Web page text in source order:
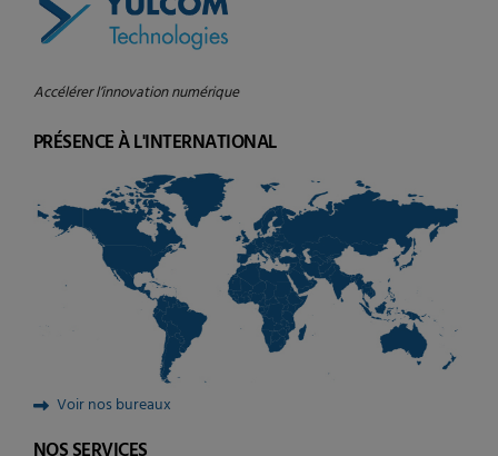
Accélérer l’innovation numérique
PRÉSENCE À L'INTERNATIONAL
Voir nos bureaux